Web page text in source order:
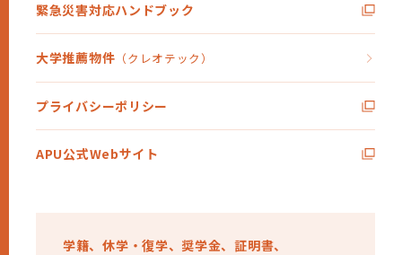
学籍、休学・復学、 奨学金、証明書、
緊急災害対応ハンドブック
大学推薦物件 （クレオテック）
プライバシーポリシー
APU公式Webサイト